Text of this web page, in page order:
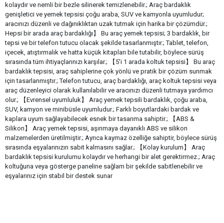
kolaydır ve nemli bir bezle silinerek temizlenebilir.; Araç bardaklık
genişletici ve yemek tepsisi çoğu araba, SUV ve kamyonla uyumludur;
aracınızı düzenli ve dağınıklıktan uzak tutmak için harika bir çözümdür.;
Hepsi bir arada araç bardaklığı】 Bu araç yemek tepsisi; 3 bardaklık, bir
tepsi ve bir telefon tutucu olacak şekilde tasarlanmıştır.; Tablet, telefon,
içecek, atıştırmalık ve hatta küçük kitapları bile tutabilir, böylece sürüş
sırasında tüm ihtiyaçlarınızı karşılar.; 【5'i 1 arada koltuk tepsisi】 Bu araç
bardaklık tepsisi, araç sahiplerine çok yönlü ve pratik bir çözüm sunmak
için tasarlanmıştır.; Telefon tutucu, araç bardaklığı, araç koltuk tepsisi veya
araç düzenleyici olarak kullanılabilir ve aracınızı düzenli tutmaya yardımcı
olur.; 【Evrensel uyumluluk】 Araç yemek tepsili bardaklık, çoğu araba,
SUV, kamyon ve minibüsle uyumludur.; Farklı boyutlardaki bardak ve
kaplara uyum sağlayabilecek esnek bir tasarıma sahiptir.; 【ABS &
Silikon】 Araç yemek tepsisi, aşınmaya dayanıklı ABS ve silikon
malzemelerden üretilmiştir.; Ayrıca kaymaz özelliğe sahiptir, böylece sürüş
sırasında eşyalarınızın sabit kalmasını sağlar.; 【Kolay kurulum】 Araç
bardaklık tepsisi kurulumu kolaydır ve herhangi bir alet gerektirmez.; Araç
koltuğuna veya gösterge paneline sağlam bir şekilde sabitlenebilir ve
eşyalarınız için stabil bir destek sunar